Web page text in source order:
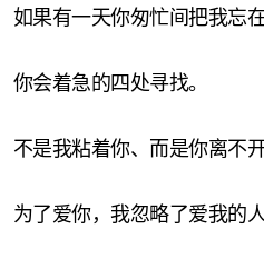
如果有一天你匆忙间把我忘在
你会着急的四处寻找。
不是我粘着你、而是你离不开
为了爱你，我忽略了爱我的人